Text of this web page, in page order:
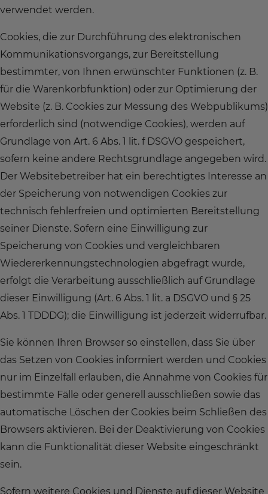
verwendet werden.
Cookies, die zur Durchführung des elektronischen
Kommunikationsvorgangs, zur Bereitstellung
bestimmter, von Ihnen erwünschter Funktionen (z. B.
für die Warenkorbfunktion) oder zur Optimierung der
Website (z. B. Cookies zur Messung des Webpublikums)
erforderlich sind (notwendige Cookies), werden auf
Grundlage von Art. 6 Abs. 1 lit. f DSGVO gespeichert,
sofern keine andere Rechtsgrundlage angegeben wird.
Der Websitebetreiber hat ein berechtigtes Interesse an
der Speicherung von notwendigen Cookies zur
technisch fehlerfreien und optimierten Bereitstellung
seiner Dienste. Sofern eine Einwilligung zur
Speicherung von Cookies und vergleichbaren
Wiedererkennungstechnologien abgefragt wurde,
erfolgt die Verarbeitung ausschließlich auf Grundlage
dieser Einwilligung (Art. 6 Abs. 1 lit. a DSGVO und § 25
Abs. 1 TDDDG); die Einwilligung ist jederzeit widerrufbar.
Sie können Ihren Browser so einstellen, dass Sie über
das Setzen von Cookies informiert werden und Cookies
nur im Einzelfall erlauben, die Annahme von Cookies für
bestimmte Fälle oder generell ausschließen sowie das
automatische Löschen der Cookies beim Schließen des
Browsers aktivieren. Bei der Deaktivierung von Cookies
kann die Funktionalität dieser Website eingeschränkt
sein.
Sofern weitere Cookies und Dienste auf dieser Website